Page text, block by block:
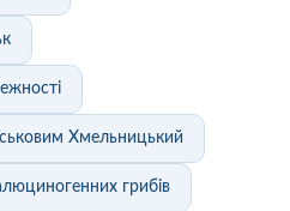
Хмельницький
грибів